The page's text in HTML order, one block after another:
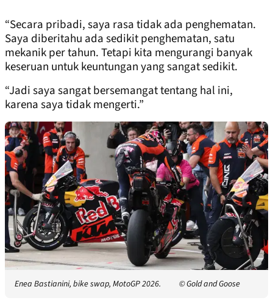
“Secara pribadi, saya rasa tidak ada penghematan.
Saya diberitahu ada sedikit penghematan, satu
mekanik per tahun. Tetapi kita mengurangi banyak
keseruan untuk keuntungan yang sangat sedikit.
“Jadi saya sangat bersemangat tentang hal ini,
karena saya tidak mengerti.”
Enea Bastianini, bike swap, MotoGP 2026. © Gold and Goose